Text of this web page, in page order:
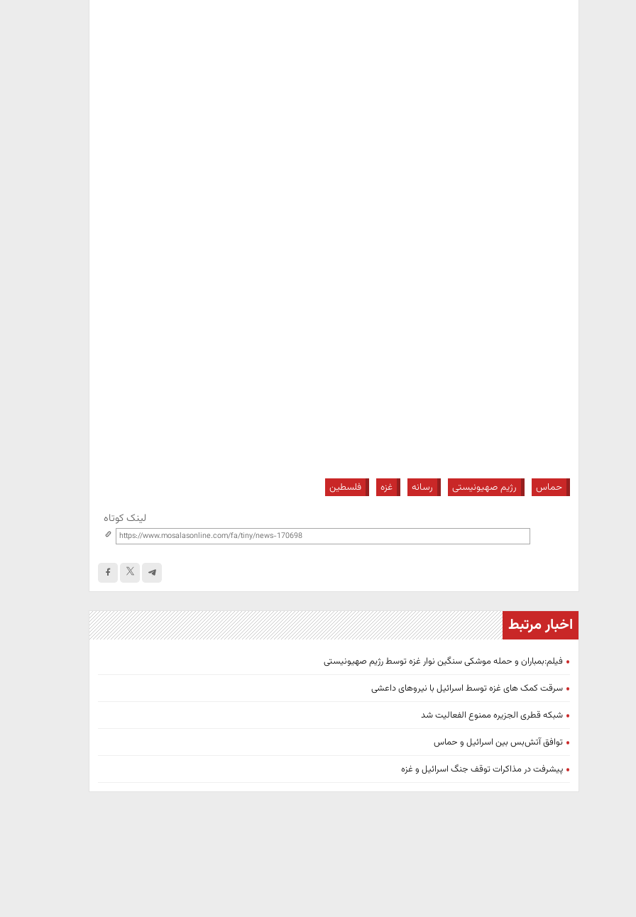
حماس رژیم صهیونیستی رسانه غزه فلسطین
لینک کوتاه
اخبار مرتبط
فیلم:بمباران و حمله موشکی سنگین نوار غزه توسط رژیم صهیونیستی
سرقت کمک های غزه توسط اسرائیل با نیروهای داعشی
شبکه قطری الجزیره ممنوع الفعالیت شد
توافق آتش‌بس بین اسرائیل و حماس
پیشرفت‌ در مذاکرات توقف جنگ اسرائیل و غزه